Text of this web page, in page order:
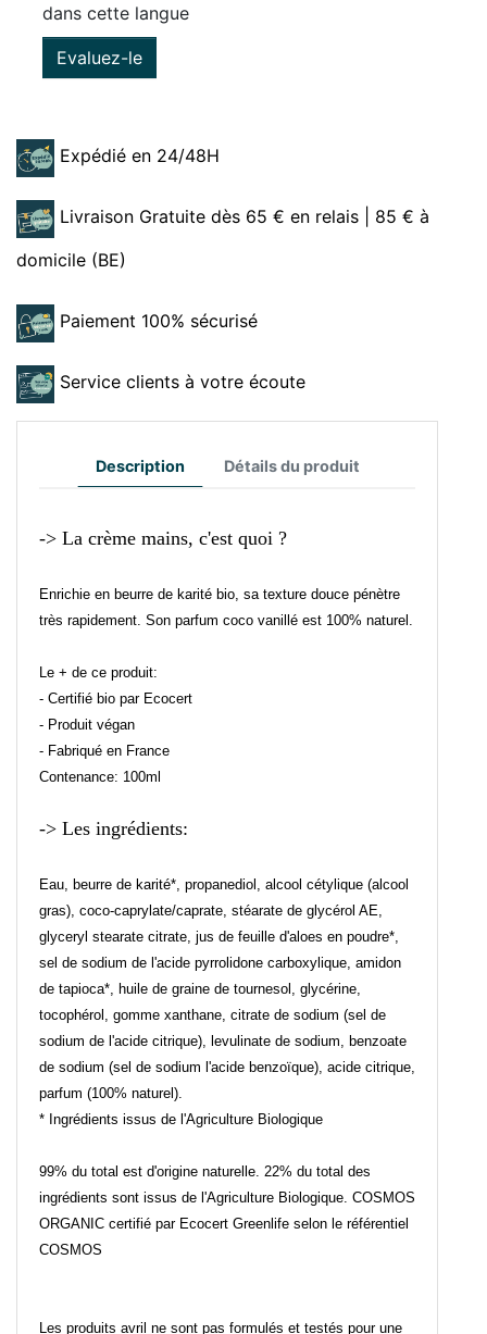
dans cette langue
Evaluez-le
Expédié en 24/48H
Livraison Gratuite dès 65 € en relais | 85 € à
domicile (BE)
Paiement 100% sécurisé
Service clients à votre écoute
Description Détails du produit
-> La crème mains, c'est quoi ?
Enrichie en beurre de karité bio, sa texture douce pénètre
très rapidement. Son parfum coco vanillé est 100% naturel.
Le + de ce produit:
- Certifié bio par Ecocert
- Produit végan
- Fabriqué en France
Contenance: 100ml
-> Les ingrédients:
Eau, beurre de karité*, propanediol, alcool cétylique (alcool
gras), coco-caprylate/caprate, stéarate de glycérol AE,
glyceryl stearate citrate, jus de feuille d'aloes en poudre*,
sel de sodium de l'acide pyrrolidone carboxylique, amidon
de tapioca*, huile de graine de tournesol, glycérine,
tocophérol, gomme xanthane, citrate de sodium (sel de
sodium de l'acide citrique), levulinate de sodium, benzoate
de sodium (sel de sodium l'acide benzoïque), acide citrique,
parfum (100% naturel).
* Ingrédients issus de l'Agriculture Biologique
99% du total est d'origine naturelle. 22% du total des
ingrédients sont issus de l'Agriculture Biologique. COSMOS
ORGANIC certifié par Ecocert Greenlife selon le référentiel
COSMOS
Les produits avril ne sont pas formulés et testés pour une